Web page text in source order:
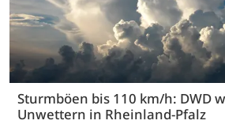
Sturmböen bis 110 km/h: DWD
Unwettern in Rheinland-Pfalz